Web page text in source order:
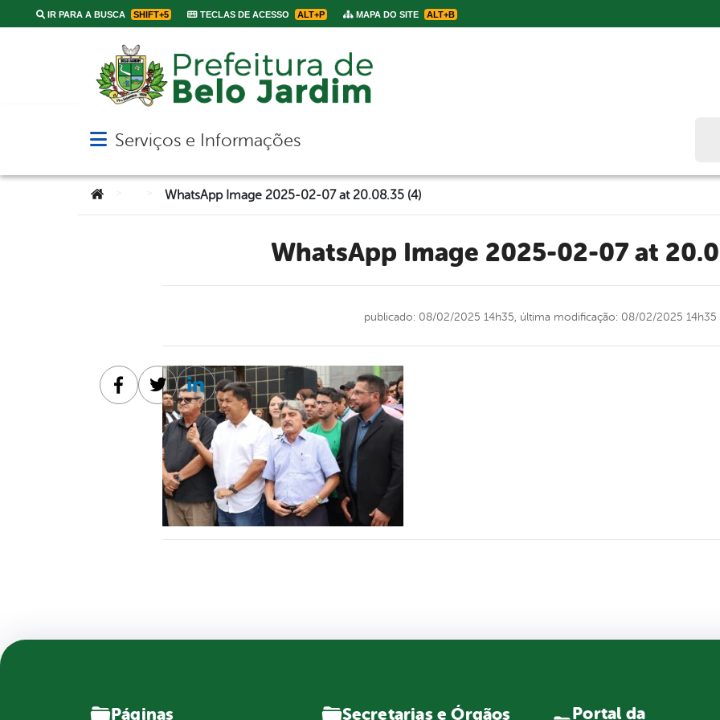
IR PARA A BUSCA SHIFT+5 TECLAS DE ACESSO ALT+P MAPA DO SITE ALT+B
Abrir menu principal de navegação
Serviços e Informações
Você está aqui:WhatsApp Image 2025-02-07 at 20.08.35 (4)
WhatsApp Image 2025-02-07 at
publicado: 08/02/2025 14h35, última modificação: 08/02/2025 14h35
Facebook
TwitterLinkedin
Páginas Secretarias e Órgãos
Portal da